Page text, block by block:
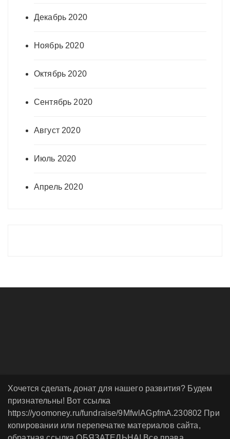
Декабрь 2020
Ноябрь 2020
Октябрь 2020
Сентябрь 2020
Август 2020
Июль 2020
Апрель 2020
Хочется сделать донат для нашего развития? Будем
признательны! Вот ссылка
https://yoomoney.ru/fundraise/9MfwlAGpfmA.230802 При
копировании или перепечатке материалов сайта,